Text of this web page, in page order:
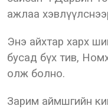
ажлаа
Энэ айхтар харх
бусад бүх тив,
олж болно.
Зарим аймшгийн